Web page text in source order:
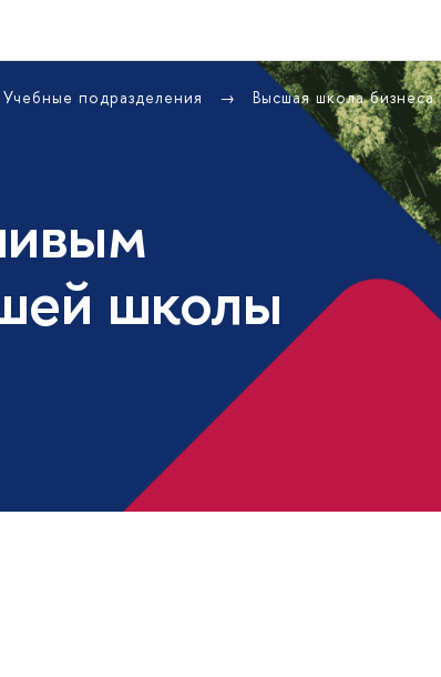
Учебные подразделения Высшая школа бизнеса
школы